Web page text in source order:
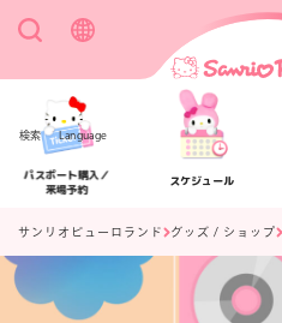
検索 Language
パスポート購入／
来場予約
スケジュール
サンリオピューロランド グッズ / ショップ